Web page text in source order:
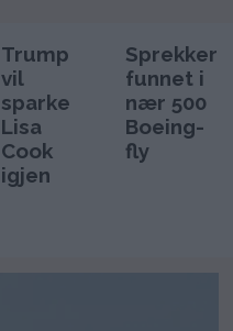
Trump
vil
sparke
Lisa
Cook
igjen
Sprekker
funnet i
nær 500
Boeing-
fly